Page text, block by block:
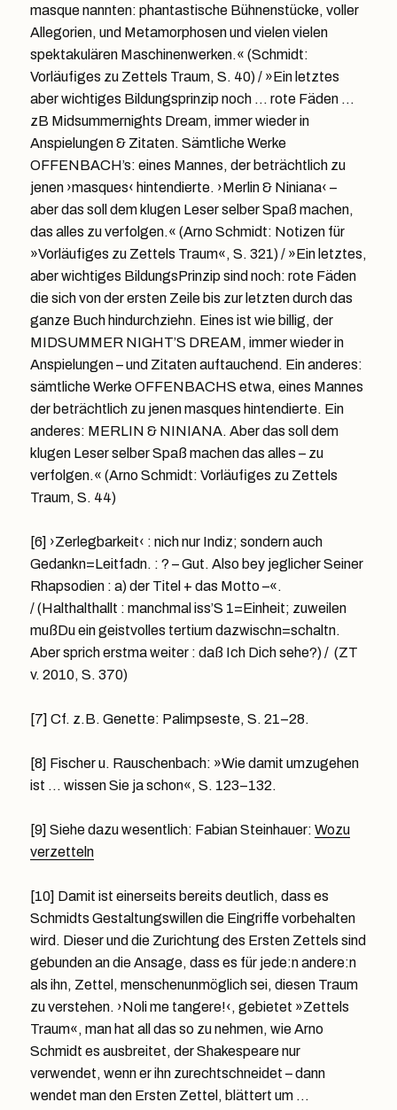
masque nannten: phantastische Bühnenstücke, voller
Allegorien, und Metamorphosen und vielen vielen
spektakulären Maschinenwerken.« (Schmidt:
Vorläufiges zu Zettels Traum, S. 40) / »Ein letztes
aber wichtiges Bildungsprinzip noch … rote Fäden …
zB Midsummernights Dream, immer wieder in
Anspielungen & Zitaten. Sämtliche Werke
OFFENBACH’s: eines Mannes, der beträchtlich zu
jenen ›masques‹ hintendierte. ›Merlin & Niniana‹ –
aber das soll dem klugen Leser selber Spaß machen,
das alles zu verfolgen.« (Arno Schmidt: Notizen für
»Vorläufiges zu Zettels Traum«, S. 321) / »Ein letztes,
aber wichtiges BildungsPrinzip sind noch: rote Fäden
die sich von der ersten Zeile bis zur letzten durch das
ganze Buch hindurchziehn. Eines ist wie billig, der
MIDSUMMER NIGHT’S DREAM, immer wieder in
Anspielungen – und Zitaten auftauchend. Ein anderes:
sämtliche Werke OFFENBACHS etwa, eines Mannes
der beträchtlich zu jenen masques hintendierte. Ein
anderes: MERLIN & NINIANA. Aber das soll dem
klugen Leser selber Spaß machen das alles – zu
verfolgen.« (Arno Schmidt: Vorläufiges zu Zettels
Traum, S. 44)
[6] ›Zerlegbarkeit‹ : nich nur Indiz; sondern auch
Gedankn=Leitfadn. : ? – Gut. Also bey jeglicher Seiner
Rhapsodien : a) der Titel + das Motto –«.
/ (Halthalthallt : manchmal iss’S 1=Einheit; zuweilen
mußDu ein geistvolles tertium dazwischn=schaltn.
Aber sprich erstma weiter : daß Ich Dich sehe?) / (ZT
v. 2010, S. 370)
[7] Cf. z.B. Genette: Palimpseste, S. 21–28.
[8] Fischer u. Rauschenbach: »Wie damit umzugehen
ist … wissen Sie ja schon«, S. 123–132.
[9] Siehe dazu wesentlich: Fabian Steinhauer: Wozu
verzetteln
[10] Damit ist einerseits bereits deutlich, dass es
Schmidts Gestaltungswillen die Eingriffe vorbehalten
wird. Dieser und die Zurichtung des Ersten Zettels sind
gebunden an die Ansage, dass es für jede:n andere:n
als ihn, Zettel, menschenunmöglich sei, diesen Traum
zu verstehen. ›Noli me tangere!‹, gebietet »Zettels
Traum«, man hat all das so zu nehmen, wie Arno
Schmidt es ausbreitet, der Shakespeare nur
verwendet, wenn er ihn zurechtschneidet – dann
wendet man den Ersten Zettel, blättert um …